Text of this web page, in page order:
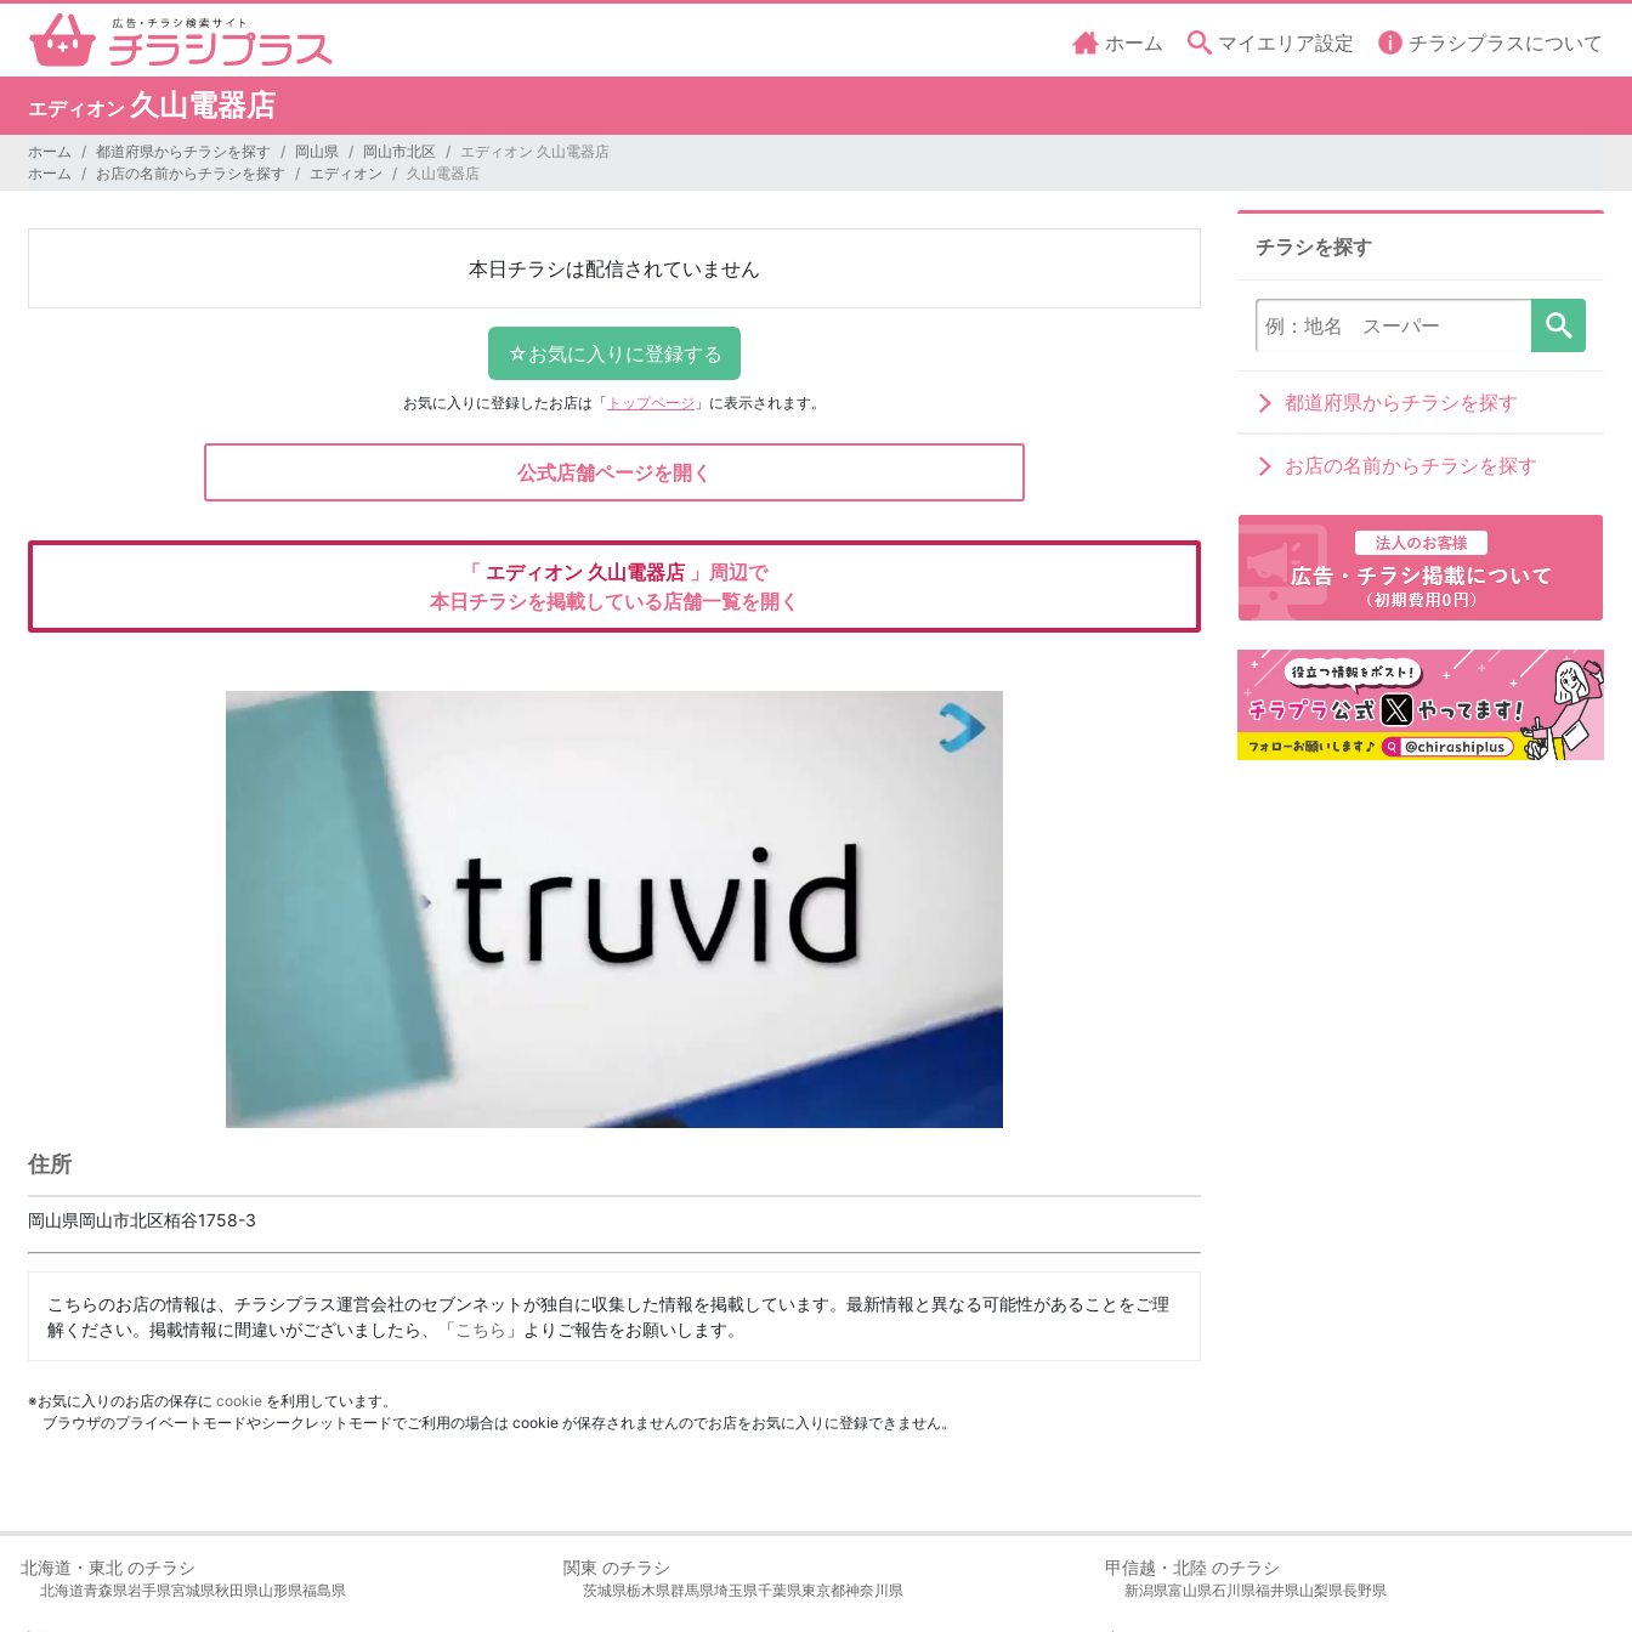
ホーム マイエリア設定 チラシプラスについて
エディオン 久山電器店
ホーム 都道府県からチラシを探す 岡山県 岡山市北区
エディオン 久山電器店
ホーム
お店の名前からチラシを探す エディオン 久山電器店
本日チラシは配信されていません
お気に入りに登録したお店は 「 トップページ 」に表示されます。
公式店舗ページを開く
「 エディオン 久山電器店 」周辺で
本日チラシを掲載している店舗一覧を開く
住所
岡山県岡山市北区栢谷1758-3
こちらのお店の情報は、チラシプラス運営会社のセブンネットが独自に収集した情報を掲載しています。最新情報と異なる可能性があることをご理
解ください。掲載情報に間違いがございましたら、「こちら 」よりご報告をお願いします。
※お気に入りのお店の保存に cookie を利用しています。
ブラウザのプライベートモードやシークレットモードでご利用の場合は cookie が保存されませんのでお店をお気に入りに登録できません。
チラシを探す
都道府県からチラシを探す
お店の名前からチラシを探す
北海道・東北 のチラシ
北海道青森県岩手県宮城県秋田県山形県福島県
関東 のチラシ
茨城県栃木県群馬県埼玉県千葉県東京都神奈川県
甲信越・北陸 のチラシ
新潟県富山県石川県福井県山梨県長野県